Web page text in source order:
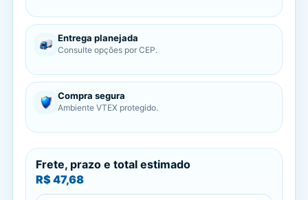
Entrega planejada
Consulte opções por CEP.
Compra segura
Ambiente VTEX protegido.
Frete, prazo e total estimado
R$ 47,68